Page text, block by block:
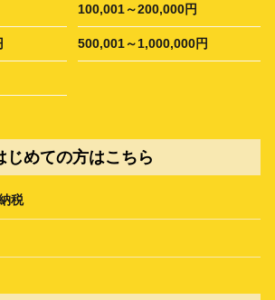
100,001～200,000円
500,001～1,000,000円
じめての方はこちら
税